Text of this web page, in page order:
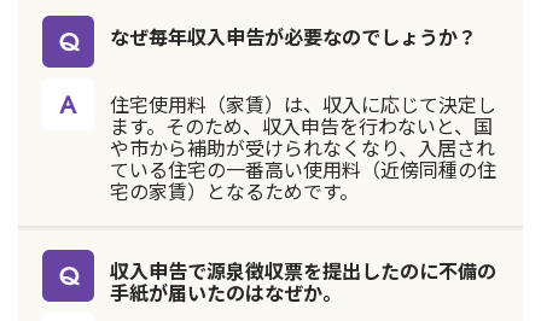
なぜ毎年収入申告が必要なのでしょうか？
住宅使用料（家賃）は、収入に応じて決定し
ます。そのため、収入申告を行わないと、国
や市から補助が受けられなくなり、入居され
ている住宅の一番高い使用料（近傍同種の住
宅の家賃）となるためです。
収入申告で源泉徴収票を提出したのに不備の
手紙が届いたのはなぜか。